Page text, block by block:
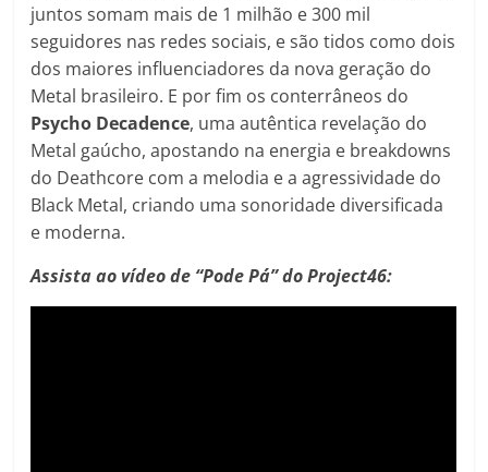
juntos somam mais de 1 milhão e 300 mil
seguidores nas redes sociais, e são tidos como dois
dos maiores influenciadores da nova geração do
Metal brasileiro. E por fim os conterrâneos do
Psycho Decadence, uma autêntica revelação do
Metal gaúcho, apostando na energia e breakdowns
do Deathcore com a melodia e a agressividade do
Black Metal, criando uma sonoridade diversificada
e moderna.
Assista ao vídeo de “Pode Pá” do Project46: